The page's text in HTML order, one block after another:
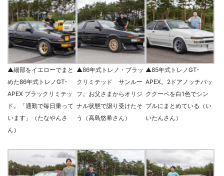
▲細部をイエローでまと
めた86年式トレノGT-
APEX ブラックリミテッ
ド。「通勤で毎日乗って
います」（たなやんさ
ん）
▲86年式トレノ・ブラッ
クリミテッド サンルー
フ。お父さまからオリジ
ナル状態で譲り受けたそ
う（高島悠希さん）
▲85年式トレノGT-
APEX。2ドアノッチバッ
ククーペを白1色でシン
プルにまとめている（い
いたんさん）